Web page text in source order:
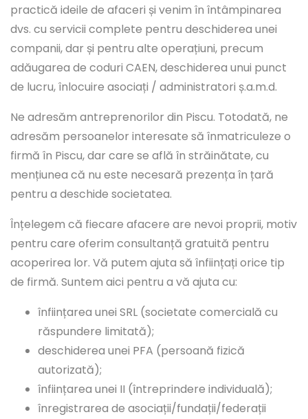
practică ideile de afaceri și venim în întâmpinarea
dvs. cu servicii complete pentru deschiderea unei
companii, dar și pentru alte operațiuni, precum
adăugarea de coduri CAEN, deschiderea unui punct
de lucru, înlocuire asociați / administratori ș.a.m.d.
Ne adresăm antreprenorilor din Piscu. Totodată, ne
adresăm persoanelor interesate să înmatriculeze o
firmă în Piscu, dar care se află în străinătate, cu
mențiunea că nu este necesară prezența în țară
pentru a deschide societatea.
Înțelegem că fiecare afacere are nevoi proprii, motiv
pentru care oferim consultanță gratuită pentru
acoperirea lor. Vă putem ajuta să înființați orice tip
de firmă. Suntem aici pentru a vă ajuta cu:
înființarea unei SRL (societate comercială cu
răspundere limitată);
deschiderea unei PFA (persoană fizică
autorizată);
înființarea unei II (întreprindere individuală);
înregistrarea de asociații/fundații/federații